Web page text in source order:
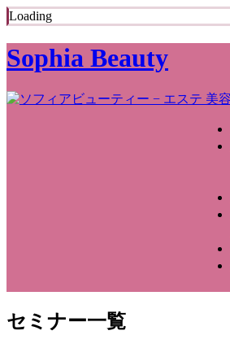
Loading
Sophia Beauty
セミナー一覧